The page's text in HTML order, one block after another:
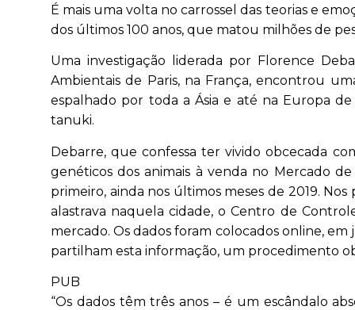
É mais uma volta no carrossel das teorias e
dos últimos 100 anos, que matou milhões de
Uma investigação liderada por Florence
Ambientais de Paris, na França, encontrou
espalhado por toda a Ásia e até na Europa
tanuki.
Debarre, que confessa ter vivido obcecada
genéticos dos animais à venda no Mercado
primeiro, ainda nos últimos meses de 2019.
alastrava naquela cidade, o Centro de
mercado. Os dados foram colocados online, em
partilham esta informação, um procedimento
PUB
“Os dados têm três anos – é um escândalo